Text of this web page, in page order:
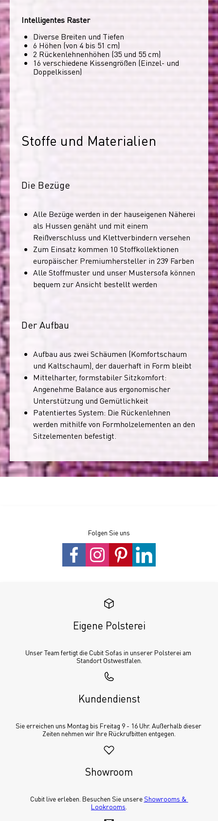
Intelligentes Raster
Diverse Breiten und Tiefen
6 Höhen (von 4 bis 51 cm)
2 Rückenlehnenhöhen (35 und 55 cm)
16 verschiedene Kissengrößen (Einzel- und
Doppelkissen)
Stoffe und Materialien
Die Bezüge
Alle Bezüge werden in der hauseigenen Näherei
als Hussen genäht und mit einem
Reißverschluss und Klettverbindern versehen
Zum Einsatz kommen 10 Stoffkollektionen
europäischer Premiumhersteller in 239 Farben
Alle Stoffmuster und unser Mustersofa können
bequem zur Ansicht bestellt werden
Der Aufbau
Aufbau aus zwei Schäumen (Komfortschaum
und Kaltschaum), der dauerhaft in Form bleibt
Mittelharter, formstabiler Sitzkomfort:
Angenehme Balance aus ergonomischer
Unterstützung und Gemütlichkeit
Patentiertes System: Die Rückenlehnen
werden mithilfe von Formholzelementen an den
Sitzelementen befestigt.
Folgen Sie uns
Eigene Polsterei
Unser Team fertigt die Cubit Sofas in unserer Polsterei am
Standort Ostwestfalen.
Kundendienst
Sie erreichen uns Montag bis Freitag 9 - 16 Uhr. Außerhalb dieser
Zeiten nehmen wir Ihre Rückrufbitten entgegen.
Showroom
Cubit live erleben. Besuchen Sie unsere Showrooms &
Lookrooms